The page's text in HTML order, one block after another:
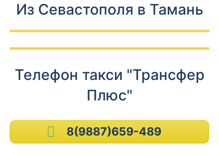
Из Севастополя в Тамань
Телефон такси "Трансфер
Плюс"
8(9887)659-489